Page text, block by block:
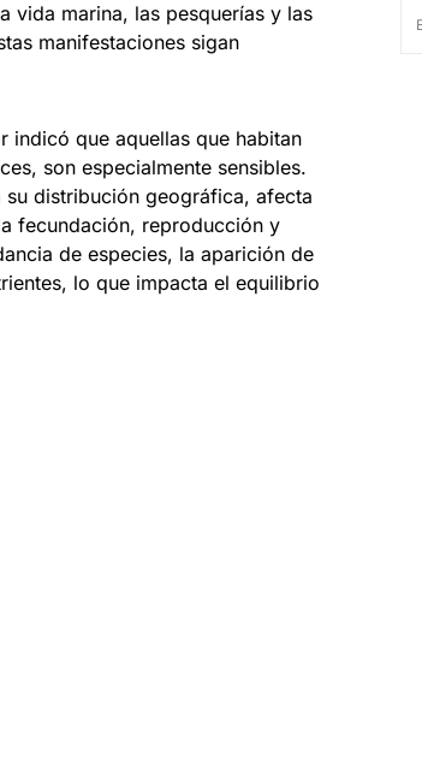
vida marina, las pesquerías y las
manifestaciones sigan
indicó que aquellas que habitan
son especialmente sensibles.
distribución geográfica, afecta
fecundación, reproducción y
de especies, la aparición de
lo que impacta el equilibrio